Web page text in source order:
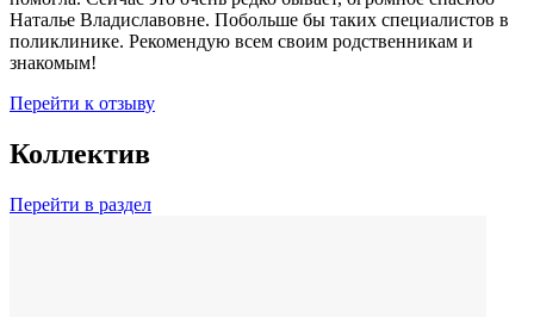
Наталье Владиславовне. Побольше бы таких специалистов в
поликлинике. Рекомендую всем своим родственникам и
знакомым!
Перейти к отзыву
Коллектив
Перейти в раздел